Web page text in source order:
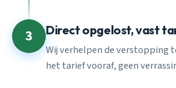
3 Direct opgelost, vast
Wij verhelpen de verstopping
het tarief vooraf, geen